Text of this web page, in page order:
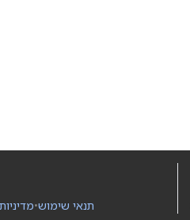
•תנאי שימוש